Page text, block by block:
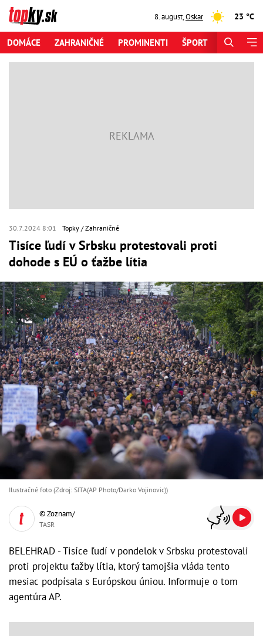
8. august,Oskar 23 °C
DOMÁCE ZAHRANIČNÉ PROMINENTI ŠPORT
30.7.2024 8:01 Topky Zahraničné
Tisíce ľudí v Srbsku protestovali proti
dohode s EÚ o ťažbe lítia
Ilustračné foto (Zdroj: SITA(AP Photo/Darko Vojinovic))
© Zoznam/
TASR
BELEHRAD - Tisíce ľudí v pondelok v Srbsku protestovali
proti projektu ťažby lítia, ktorý tamojšia vláda tento
mesiac podpísala s Európskou úniou. Informuje o tom
agentúra AP.